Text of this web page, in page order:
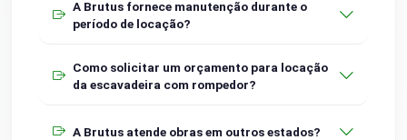
A Brutus fornece manutenção durante o
período de locação?
Como solicitar um orçamento para locação
da escavadeira com rompedor?
A Brutus atende obras em outros estados?